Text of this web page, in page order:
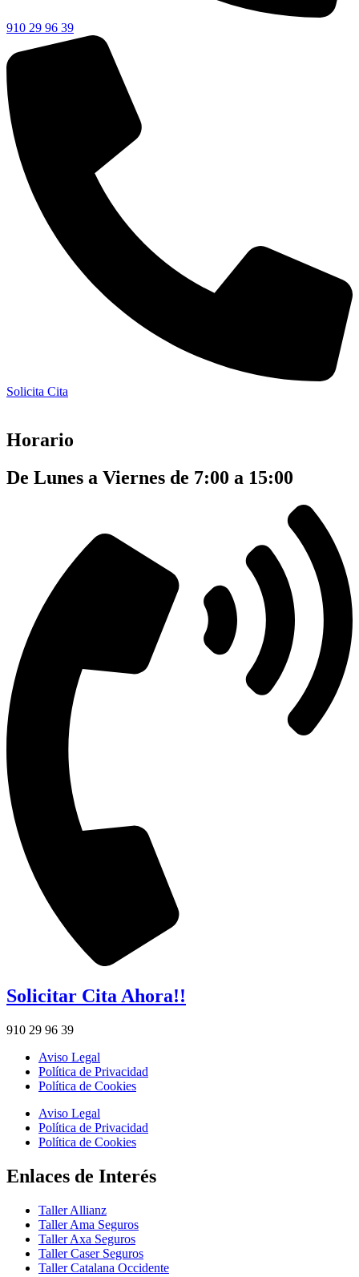
910 29 96 39
Solicita Cita
Horario
De Lunes a Viernes de 7:00 a 15:00
Solicitar Cita Ahora!!
910 29 96 39
Aviso Legal
Política de Privacidad
Política de Cookies
Aviso Legal
Política de Privacidad
Política de Cookies
Enlaces de Interés
Taller Allianz
Taller Ama Seguros
Taller Axa Seguros
Taller Caser Seguros
Taller Catalana Occidente